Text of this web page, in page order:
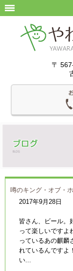
〒
噂のキング・オブ・
2017年9月28日
皆さん、ビール
って楽しいです
っているあの麒
れているんです
い...